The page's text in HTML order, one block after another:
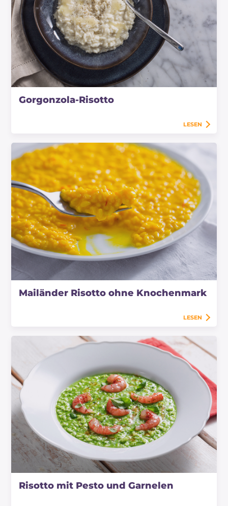
Gorgonzola-Risotto
LESEN
Mailänder Risotto ohne Knochenmark
LESEN
Risotto mit Pesto und Garnelen